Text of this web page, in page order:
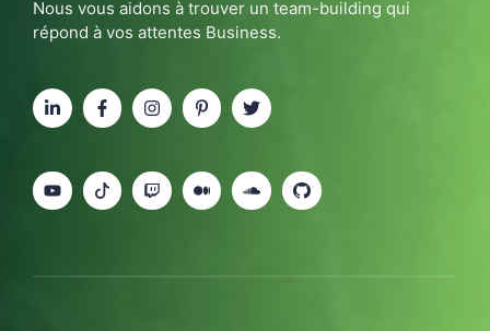
Nous vous aidons à trouver un team-building qui
répond à vos attentes Business.